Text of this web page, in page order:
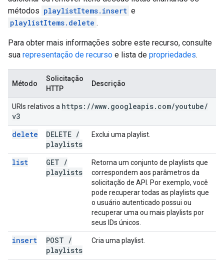
métodos playlistItems.insert e
playlistItems.delete .
Para obter mais informações sobre este recurso, consulte
sua representação de recurso e lista de propriedades.
Método
Solicitação
HTTP
Descrição
URIs relativos a https: //www. googleapis. com/youtube/
v3
delete
DELETE /
playlists
Exclui uma playlist.
list GET /
playlists
Retorna um conjunto de playlists que
correspondem aos parâmetros da
solicitação de API. Por exemplo, você
pode recuperar todas as playlists que
o usuário autenticado possui ou
recuperar uma ou mais playlists por
seus IDs únicos.
insert POST /
playlists
Cria uma playlist.